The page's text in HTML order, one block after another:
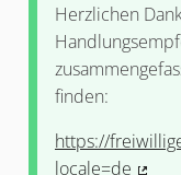
Herzlichen
finden:
https://
locale=de